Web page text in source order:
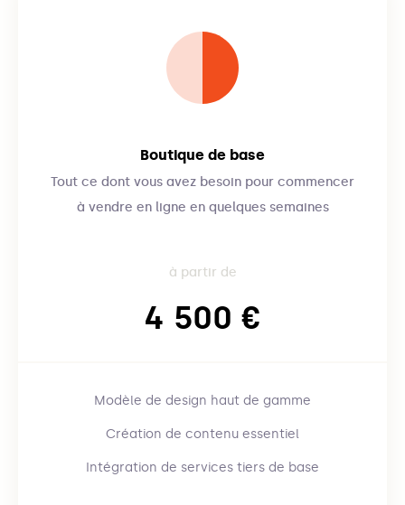
Boutique de base
Tout ce dont vous avez besoin pour commencer
à vendre en ligne en quelques semaines
à partir de
4 500 €
Modèle de design haut de gamme
Création de contenu essentiel
Intégration de services tiers de base